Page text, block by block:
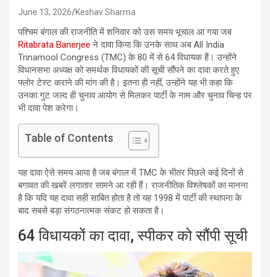
June 13, 2026 Keshav Sharma
पश्चिम बंगाल की राजनीति में शनिवार को उस समय भूचाल आ गया जब
Ritabrata Banerjee ने दावा किया कि उनके साथ अब All India
Trinamool Congress (TMC) के 80 में से 64 विधायक हैं। उन्होंने
विधानसभा अध्यक्ष को समर्थक विधायकों की सूची सौंपने का दावा करते हुए
फ्लोर टेस्ट कराने की मांग की है। इतना ही नहीं, उन्होंने यह भी कहा कि
उनका गुट जल्द ही चुनाव आयोग से मिलकर पार्टी के नाम और चुनाव चिन्ह पर
भी दावा पेश करेगा।
Table of Contents
यह दावा ऐसे समय आया है जब बंगाल में TMC के भीतर पिछले कई दिनों से
बगावत की खबरें लगातार सामने आ रही हैं। राजनीतिक विश्लेषकों का मानना
है कि यदि यह दावा सही साबित होता है तो यह 1998 में पार्टी की स्थापना के
बाद सबसे बड़ा संगठनात्मक संकट हो सकता है।
64 विधायकों का दावा, स्पीकर को सौंपी सूची